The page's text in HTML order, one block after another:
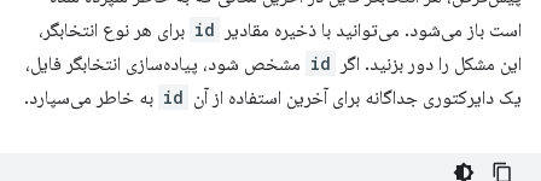
است باز می‌شود. می‌توانید با ذخیره مقادیر
id برای هر نوع انتخابگر،
این مشکل را دور بزنید. اگر
id مشخص شود، پیاده‌سازی انتخابگر فایل،
یک دایرکتوری جداگانه برای آخرین استفاده از آن id به خاطر می‌سپارد.